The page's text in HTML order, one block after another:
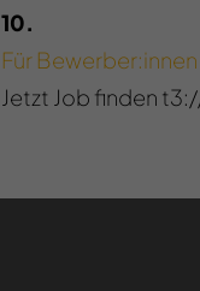
10.
Für Bewerber:innen
Jetzt Job finden